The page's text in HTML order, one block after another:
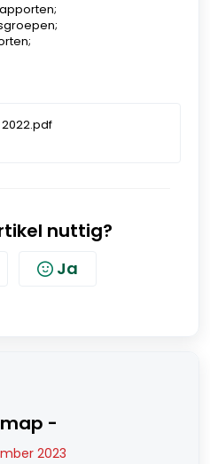
nuttig?
Ja
-
2023